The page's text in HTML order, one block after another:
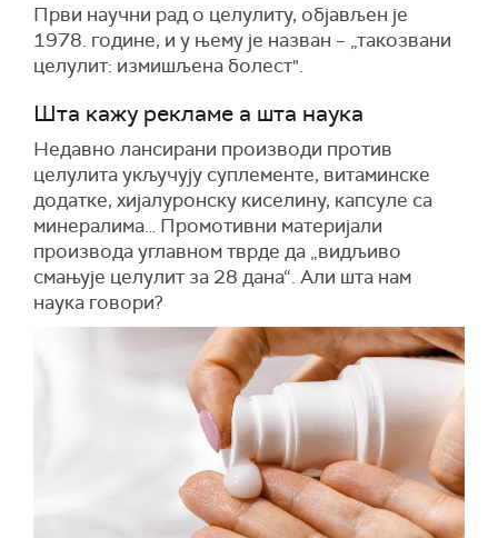
Први научни рад о целулиту, објављен је
1978. године, и у њему је назван – „такозвани
целулит: измишљена болест".
Шта кажу рекламе а шта наука
Недавно лансирани производи против
целулита укључују суплементе, витаминске
додатке, хијалуронску киселину, капсуле са
минералима… Промотивни материјали
производа углавном тврде да „видљиво
смањује целулит за 28 дана“. Али шта нам
наука говори?